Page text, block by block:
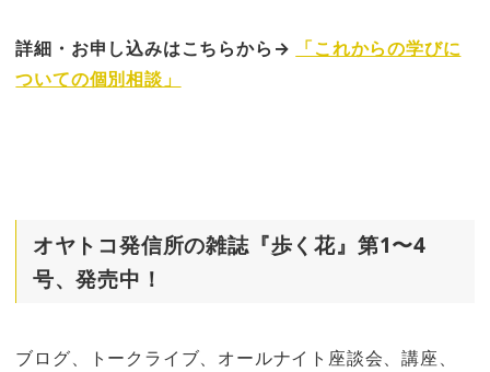
詳細・お申し込みはこちらから→
「これからの学びに
ついての個別相談」
オヤトコ発信所の雑誌『歩く花』第1〜4
号、発売中！
ブログ、トークライブ、オールナイト座談会、講座、